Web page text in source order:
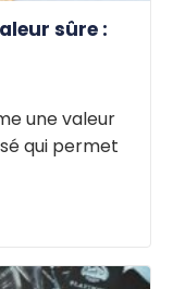
sûre :
une valeur
qui permet